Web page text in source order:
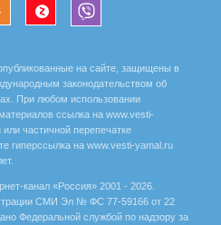
на сайте, защищены в
законодательством об
При любом использовании
ссылка на www.vesti-
частичной перепечатке
гиперссылка на www.vesti-yamal.ru
канал «Россия» 2001 - 2026.
СМИ Эл № ФС 77-59166 от 22
Федеральной службой по надзору за